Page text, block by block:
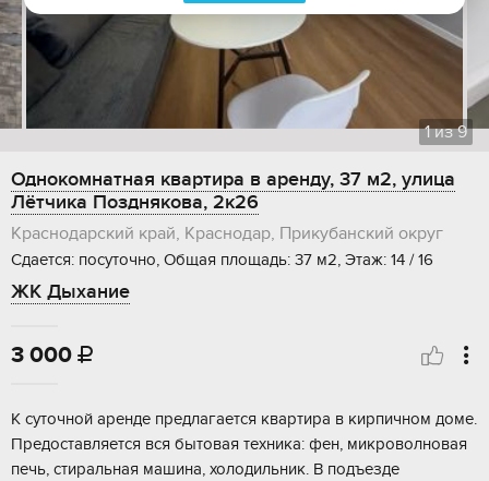
1из9
Однокомнатная квартира в аренду, 37 м2, улица
Лётчика Позднякова, 2к26
Краснодарский край, Краснодар, Прикубанский округ
Сдается: посуточно, Общая площадь: 37 м2, Этаж: 14 / 16
ЖК Дыхание
3 000 
К суточной аренде предлагается квартира в кирпичном доме.
Предоставляется вся бытовая техника: фен, микроволновая
печь, стиральная машина, холодильник. В подъезде